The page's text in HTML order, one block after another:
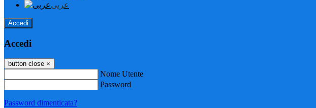
عربى
Accedi
Accedi
button close ×
Nome Utente
Password
Password dimenticata?